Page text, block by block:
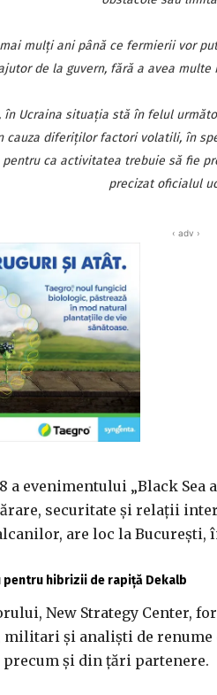
mulţi ani până ce fermierii vor
de la guvern, fără a avea
în Ucraina situaţia stă în felul
cauza diferiţilor factori volatili, în
pentru ca activitatea trebuie să fie
precizat oficialul
‹ adv ›
a evenimentului „Black Sea
securitate şi relaţii
are loc la Bucureşti,
hibrizii de rapiță Dekalb
New Strategy Center,
şi analişti de renume
precum şi din ţări partenere.